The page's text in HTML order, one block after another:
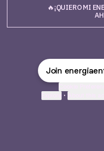
🔥¡QUIERO MI
Join
•